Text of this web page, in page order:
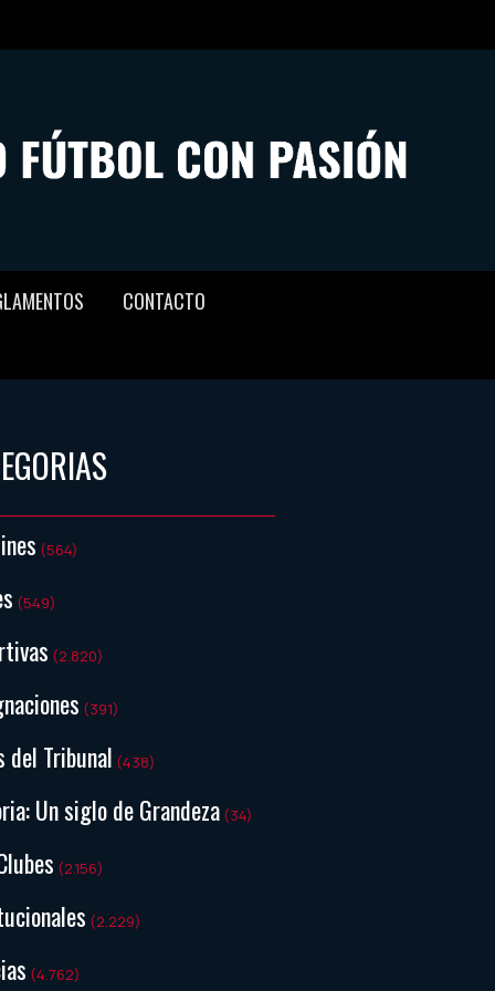
CONTACTO
(564)
(549)
(2.820)
(391)
del Tribunal (438)
Un siglo de Grandeza (34)
(2.156)
(2.229)
(4.762)